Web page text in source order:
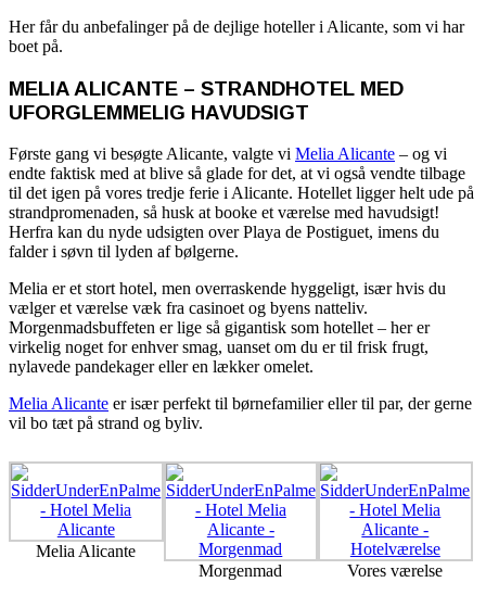
Her får du anbefalinger på de dejlige hoteller i Alicante, som vi har
boet på.
MELIA ALICANTE – STRANDHOTEL MED
UFORGLEMMELIG HAVUDSIGT
Første gang vi besøgte Alicante, valgte vi Melia Alicante – og vi
endte faktisk med at blive så glade for det, at vi også vendte tilbage
til det igen på vores tredje ferie i Alicante. Hotellet ligger helt ude på
strandpromenaden, så husk at booke et værelse med havudsigt!
Herfra kan du nyde udsigten over Playa de Postiguet, imens du
falder i søvn til lyden af bølgerne.
Melia er et stort hotel, men overraskende hyggeligt, især hvis du
vælger et værelse væk fra casinoet og byens natteliv.
Morgenmadsbuffeten er lige så gigantisk som hotellet – her er
virkelig noget for enhver smag, uanset om du er til frisk frugt,
nylavede pandekager eller en lækker omelet.
Melia Alicante er især perfekt til børnefamilier eller til par, der gerne
vil bo tæt på strand og byliv.
Melia Alicante
Morgenmad
Vores værelse